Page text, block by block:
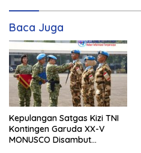
Baca Juga
Kepulangan Satgas Kizi TNI
Kontingen Garuda XX-V
MONUSCO Disambut